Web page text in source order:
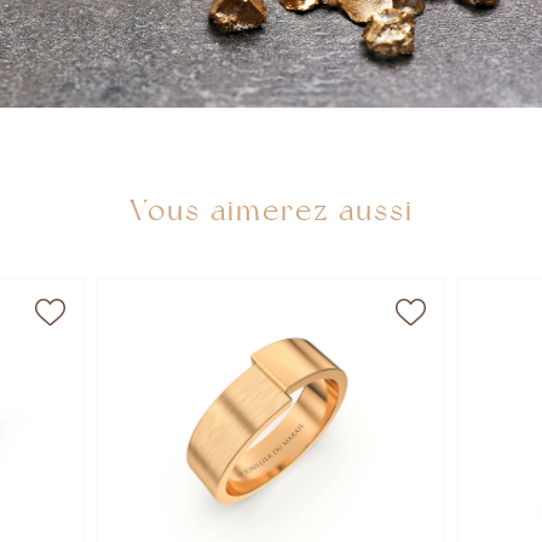
Vous aimerez aussi